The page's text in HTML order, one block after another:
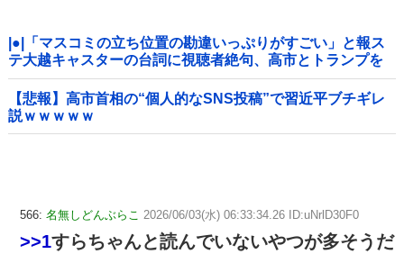
|●|「マスコミの立ち位置の勘違いっぷりがすごい」と報ス
テ大越キャスターの台詞に視聴者絶句、高市とトランプを
同列視させようという思惑がひしひしと
【悲報】高市首相の“個人的なSNS投稿”で習近平ブチギレ
説ｗｗｗｗｗ
566: 名無しどんぶらこ 2026/06/03(水) 06:33:34.26 ID:uNrlD30F0
>>1すらちゃんと読んでいないやつが多そうだ